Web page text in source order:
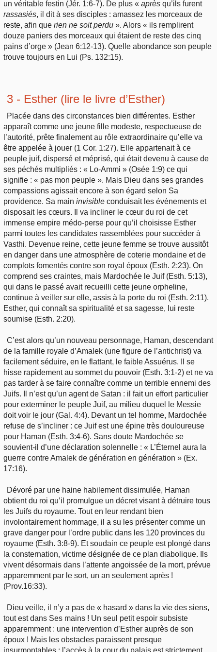
un véritable festin (Jér. 1:6-7). De plus « après qu’ils furent
rassasiés, il dit à ses disciples : amassez les morceaux de
reste, afin que rien ne soit perdu ». Alors « ils remplirent
douze paniers des morceaux qui étaient de reste des cinq
pains d’orge » (Jean 6:12-13). Quelle abondance son peuple
trouve toujours en Lui (Ps. 132:15).
3 - Esther (lire le livre d’Esther)
Placée dans des circonstances bien différentes. Esther
apparaît comme une jeune fille modeste, respectueuse de
l’autorité, prête finalement au rôle extraordinaire qu’elle va
être appelée à jouer (1 Cor. 1:27). Elle appartenait à ce
peuple juif, dispersé et méprisé, qui était devenu à cause de
ses péchés multipliés : « Lo-Ammi » (Osée 1:9) ce qui
signifie : « pas mon peuple ». Mais Dieu dans ses grandes
compassions agissait encore à son égard selon Sa
providence. Sa main invisible conduisait les événements et
disposait les cœurs. Il va incliner le cœur du roi de cet
immense empire médo-perse pour qu’il choisisse Esther
parmi toutes les candidates rassemblées pour succéder à
Vasthi. Devenue reine, cette jeune femme se trouve aussitôt
en danger dans une atmosphère de coterie mondaine et de
complots fomentés contre son royal époux (Esth. 2:23). On
comprend ses craintes, mais Mardochée le Juif (Esth. 5:13),
qui dans le passé avait recueilli cette jeune orpheline,
continue à veiller sur elle, assis à la porte du roi (Esth. 2:11).
Esther, qui connaît sa spiritualité et sa sagesse, lui reste
soumise (Esth. 2:20).
C’est alors qu’un nouveau personnage, Haman, descendant
de la famille royale d’Amalek (une figure de l’antichrist) va
facilement séduire, en le flattant, le faible Assuérus. Il se
hisse rapidement au sommet du pouvoir (Esth. 3:1-2) et ne va
pas tarder à se faire connaître comme un terrible ennemi des
Juifs. Il n’est qu’un agent de Satan : il fait un effort particulier
pour exterminer le peuple Juif, au milieu duquel le Messie
doit voir le jour (Gal. 4:4). Devant un tel homme, Mardochée
refuse de s’incliner : ce Juif est une épine très douloureuse
pour Haman (Esth. 3:4-6). Sans doute Mardochée se
souvient-il d’une déclaration solennelle : « L’Éternel aura la
guerre contre Amalek de génération en génération » (Ex.
17:16).
Dévoré par une haine habilement dissimulée, Haman
obtient du roi qu’il promulgue un décret visant à détruire tous
les Juifs du royaume. Tout en leur rendant bien
involontairement hommage, il a su les présenter comme un
grave danger pour l’ordre public dans les 120 provinces du
royaume (Esth. 3:8-9). Et soudain ce peuple est plongé dans
la consternation, victime désignée de ce plan diabolique. Ils
vivent désormais dans l’attente angoissée de la mort, prévue
apparemment par le sort, un an seulement après !
(Prov.16:33).
Dieu veille, il n’y a pas de « hasard » dans la vie des siens,
tout est dans Ses mains ! Un seul petit espoir subsiste
apparemment : une intervention d’Esther auprès de son
époux ! Mais les obstacles paraissent presque
insurmontables : l’accès à la cour du palais est strictement